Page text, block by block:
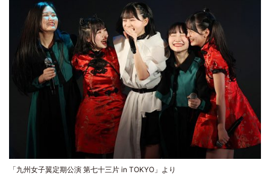
「九州女子翼定期公演 第七十三片 in TOKYO」より